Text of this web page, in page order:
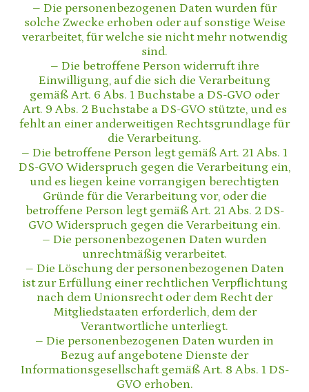
– Die personenbezogenen Daten wurden für
solche Zwecke erhoben oder auf sonstige Weise
verarbeitet, für welche sie nicht mehr notwendig
sind.
– Die betroffene Person widerruft ihre
Einwilligung, auf die sich die Verarbeitung
gemäß Art. 6 Abs. 1 Buchstabe a DS-GVO oder
Art. 9 Abs. 2 Buchstabe a DS-GVO stützte, und es
fehlt an einer anderweitigen Rechtsgrundlage für
die Verarbeitung.
– Die betroffene Person legt gemäß Art. 21 Abs. 1
DS-GVO Widerspruch gegen die Verarbeitung ein,
und es liegen keine vorrangigen berechtigten
Gründe für die Verarbeitung vor, oder die
betroffene Person legt gemäß Art. 21 Abs. 2 DS-
GVO Widerspruch gegen die Verarbeitung ein.
– Die personenbezogenen Daten wurden
unrechtmäßig verarbeitet.
– Die Löschung der personenbezogenen Daten
ist zur Erfüllung einer rechtlichen Verpflichtung
nach dem Unionsrecht oder dem Recht der
Mitgliedstaaten erforderlich, dem der
Verantwortliche unterliegt.
– Die personenbezogenen Daten wurden in
Bezug auf angebotene Dienste der
Informationsgesellschaft gemäß Art. 8 Abs. 1 DS-
GVO erhoben.